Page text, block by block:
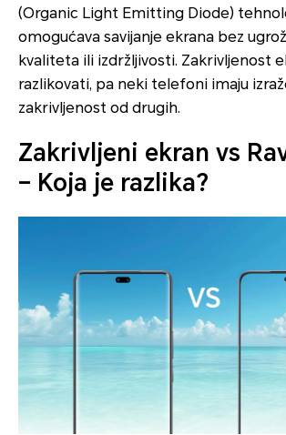
(Organic Light Emitting Diode)
omogućava savijanje ekrana bez
kvaliteta ili izdržljivosti. Zakrivljenost
razlikovati, pa neki telefoni imaju
zakrivljenost od drugih.
Zakrivljeni ekran vs
– Koja je razlika?